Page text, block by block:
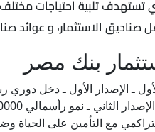
تستهدف تلبية احتياجات
صناديق الاستثمار، و عوائد
بنك مصر
الأول ـ دخل دوري ربع سنوي
ـ نمو رأسمالي 226.90000 جنيه مصري.
الحياة وضمان رأس المال ـ صندوق العمر 8.9900000